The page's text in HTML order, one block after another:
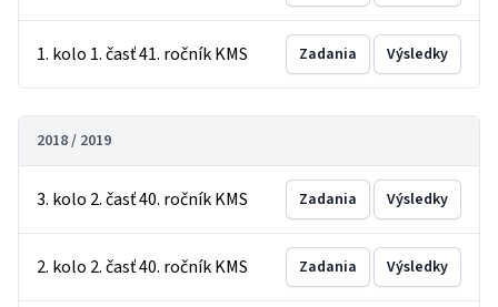
1. kolo 1. časť 41. ročník KMS Zadania Výsledky
2018 / 2019
3. kolo 2. časť 40. ročník KMS Zadania Výsledky
2. kolo 2. časť 40. ročník KMS Zadania Výsledky